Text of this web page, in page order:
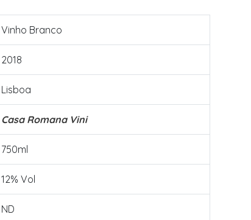
Vinho Branco
2018
Lisboa
Casa Romana Vini
750ml
12% Vol
ND